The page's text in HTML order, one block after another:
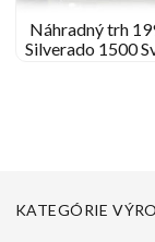
Náhradný trh
Silverado 1500
KATEGÓRIE